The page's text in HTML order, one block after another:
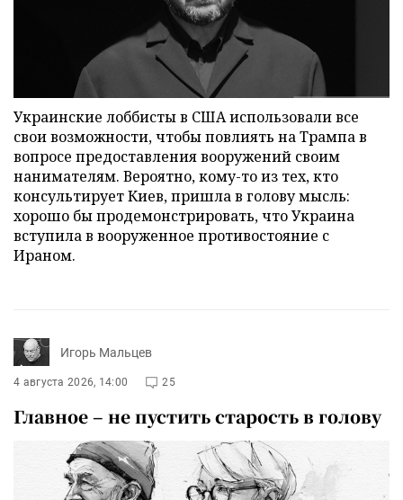
Украинские лоббисты в США использовали все
свои возможности, чтобы повлиять на Трампа в
вопросе предоставления вооружений своим
нанимателям. Вероятно, кому-то из тех, кто
консультирует Киев, пришла в голову мысль:
хорошо бы продемонстрировать, что Украина
вступила в вооруженное противостояние с
Ираном.
Игорь Мальцев
4 августа 2026, 14:00 25
Главное – не пустить старость в голову